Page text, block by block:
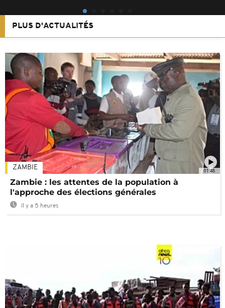
PLUS D'ACTUALITÉS
01:48
ZAMBIE
Zambie : les attentes de la population à
l'approche des élections générales
Il y a 5 heures